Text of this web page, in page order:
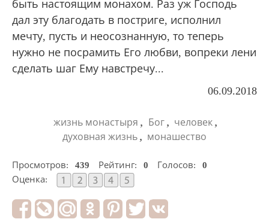
быть настоящим монахом. Раз уж Господь
дал эту благодать в постриге, исполнил
мечту, пусть и неосознанную, то теперь
нужно не посрамить Его любви, вопреки лени
сделать шаг Ему навстречу...
06.09.2018
жизнь монастыря , Бог , человек ,
духовная жизнь , монашество
Просмотров: 439 Рейтинг: 0 Голосов:
0
Оценка: